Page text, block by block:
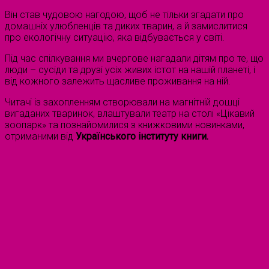
Він став чудовою нагодою, щоб не тільки згадати про
домашніх улюбленців та диких тварин, а й замислитися
про екологічну ситуацію, яка відбувається у світі.
Під час спілкування ми вчергове нагадали дітям про те, що
люди – сусіди та друзі усіх живих істот на нашій планеті, і
від кожного залежить щасливе проживання на ній.
Читачі із захопленням створювали на магнітній дошці
вигаданих тваринок, влаштували театр на столі «Цікавий
зоопарк» та познайомилися з книжковими новинками,
отриманими від Українського інституту книги.